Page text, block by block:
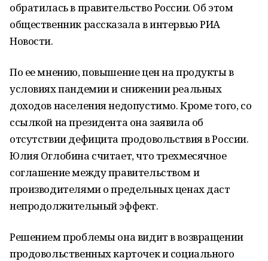
обратилась в правительство России. Об этом
общественник рассказала в интервью РИА
Новости.
По ее мнению, повышение цен на продукты в
условиях пандемии и снижении реальных
доходов населения недопустимо. Кроме того, со
ссылкой на президента она заявила об
отсутствии дефицита продовольствия в России.
Юлия Оглобина считает, что трехмесячное
соглашение между правительством и
производителями о предельных ценах даст
непродолжительный эффект.
Решением проблемы она видит в возвращении
продовольственных карточек и социального